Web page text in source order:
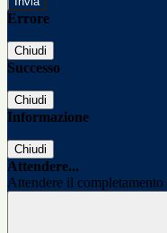
Errore
Chiudi
Successo
Chiudi
Informazione
Chiudi
Attendere...
Attendere il